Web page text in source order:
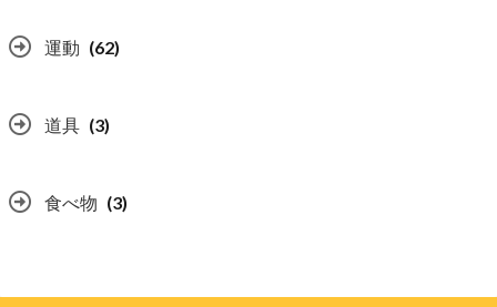
運動 (62)
道具 (3)
食べ物 (3)